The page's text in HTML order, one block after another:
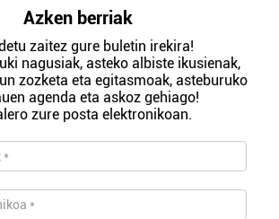
Azken berriak
zaitez gure buletin irekira!
nagusiak, asteko albiste ikusienak,
zozketa eta egitasmoak, asteburuko
agenda eta askoz gehiago!
zure posta elektronikoan.